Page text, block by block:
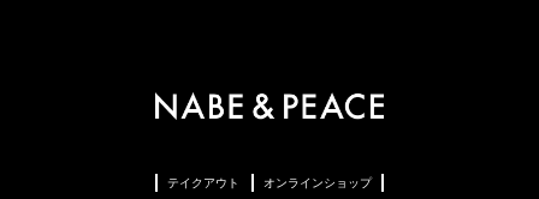
テイクアウト オンラインショップ